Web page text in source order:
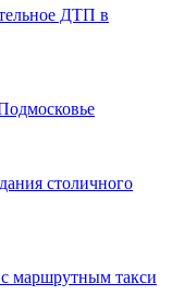
ДТП в
столичного
маршрутным такси